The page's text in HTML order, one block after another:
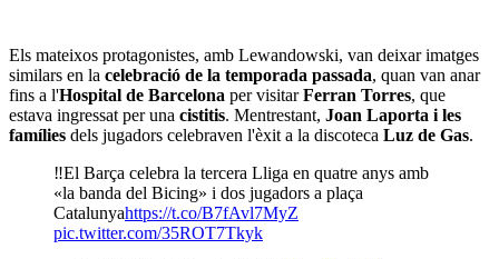
Els mateixos protagonistes, amb Lewandowski, van deixar imatges
similars en la celebració de la temporada passada, quan van anar
fins a l'Hospital de Barcelona per visitarFerran Torres, que
estava ingressat per una cistitis. Mentrestant, Joan Laporta i les
famílies dels jugadors celebraven l'èxit a la discoteca Luz de Gas.
‼️El Barça celebra la tercera Lliga en quatre anys amb
«la banda del Bicing» i dos jugadors a plaça
Catalunyahttps://t.co/B7fAvl7MyZ
pic.twitter.com/35ROT7Tkyk